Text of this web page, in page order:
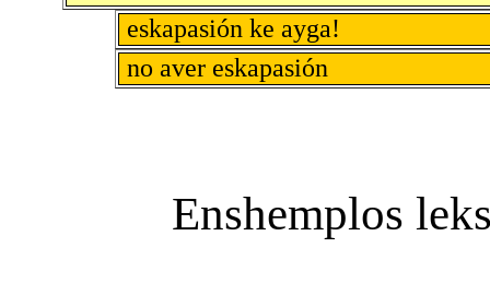
eskapasión ke ayga!
no aver eskapasión